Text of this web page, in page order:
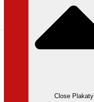
Close Plakaty